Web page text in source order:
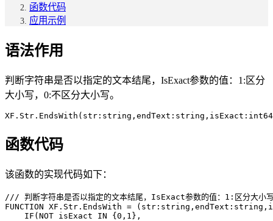
函数代码
应用示例
语法作用
判断字符串是否以指定的文本结尾，IsExact参数的值：1:区分
大小写，0:不区分大小写。
函数代码
该函数的实现代码如下：
/// 判断字符串是否以指定的文本结尾，IsExact参数的值：1:区分大小
FUNCTION XF.Str.EndsWith =
    IF(NOT isExact IN {0,1},